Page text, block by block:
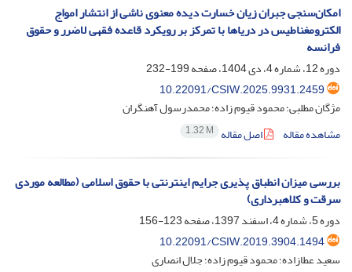
امکان‌سنجی جبران زیان خسارت‌ دیده معنوی ناشی از انتشار امواج
الکترومغناطیس در دریاها با تمرکز بر رویکرد قاعده فقهی لاضرر و حقوق
فرانسه
دوره 12، شماره 4، دی 1404، صفحه
199-232
10.22091/CSIW.2025.9931.2459
مژگان مطلبی؛ محمود قیوم زاده؛ محمدرسول آهنگران
مشاهده مقاله
اصل مقاله 1.32 M
بررسی میزان انطباق پذیری جرایم اینترنتی با حقوق اسلامی (مطالعه موردی
سرقت و کلاهبرداری)
دوره 5، شماره 4، اسفند 1397، صفحه
123-156
10.22091/CSIW.2019.3904.1494
سعید عطازاده؛ محمود قیوم زاده؛ جلال انصاری